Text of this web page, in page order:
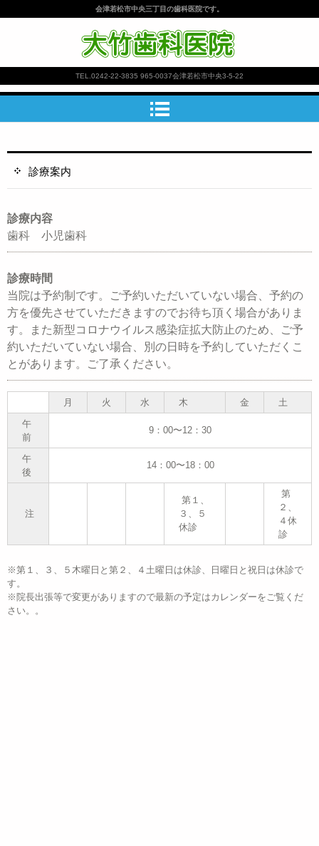
大竹歯科医院
会津若松市中央三丁目の歯科医院です。
TEL. 0242-22-3835 965-0037会津若松市中央3-5-22
診療案内
診療内容
歯科 小児歯科
診療時間
当院は予約制です。ご予約いただいていない場合、予約の
方を優先させていただきますのでお待ち頂く場合がありま
す。また新型コロナウイルス感染症拡大防止のため、ご予
約いただいていない場合、別の日時を予約していただくこ
とがあります。ご了承ください。
月 火 水 木 金
土
午
前
9：00〜12：30
午
後
14：00〜18：00
注
第１、
３、５
休診
第
２、
４休
診
※第１、３、５木曜日と第２、４土曜日は休診、日曜日と祝日は休診で
す。
※院長出張等で変更がありますので最新の予定はカレンダーをご覧くだ
さい。。